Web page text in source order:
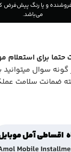
و یا رنگ پیش‌فرض
می‌باشد.
حتما برای
سوال میتوانید با